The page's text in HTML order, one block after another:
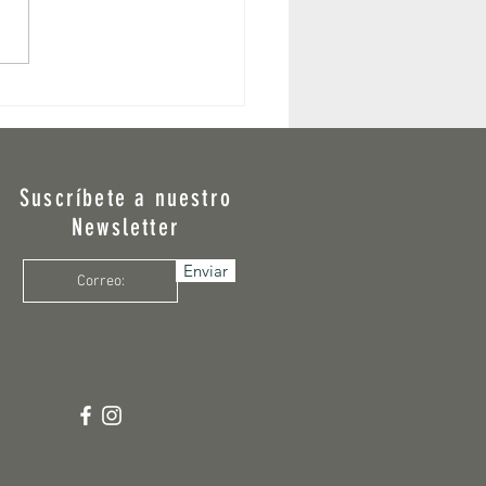
Enviar
Suscríbete a nuestro
Newsletter